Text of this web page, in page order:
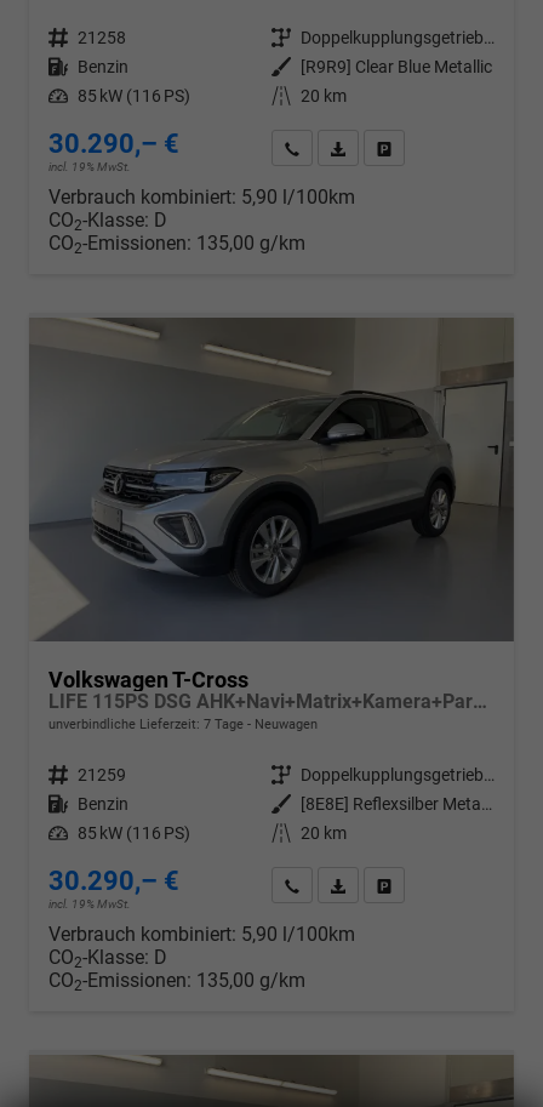
Fahrzeugnr. 21258 Getriebe
Doppelkupplungsgetriebe (DSG)
Kraftstoff Benzin Außenfarbe
[R9R9] Clear Blue Metallic
Leistung 85 kW (116 PS) Kilometerstand 20 km
30.290,– €
incl. 19% MwSt.
Wir rufen Sie anPDF-Datei, Fahrzeugexposé
Verbrauch kombiniert: 5,90 l/100km
CO2-Klasse: D
CO2-Emissionen: 135,00 g/km
Volkswagen T-Cross
LIFE 115PS DSG AHK+Navi+Matrix+Kamera+Parklenk+Alu17+App-Connect
unverbindliche Lieferzeit: 7 Tage Neuwagen
Fahrzeugnr. 21259 Getriebe
Doppelkupplungsgetriebe (DSG)
Kraftstoff Benzin Außenfarbe
[8E8E] Reflexsilber Metallic
Leistung 85 kW (116 PS) Kilometerstand 20 km
30.290,– €
incl. 19% MwSt.
Wir rufen Sie anPDF-Datei, Fahrzeugexposé
Verbrauch kombiniert: 5,90 l/100km
CO2-Klasse: D
CO2-Emissionen: 135,00 g/km